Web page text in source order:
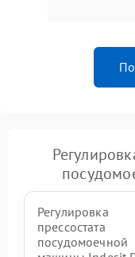
Регулировка
прессостата
посудомоечной